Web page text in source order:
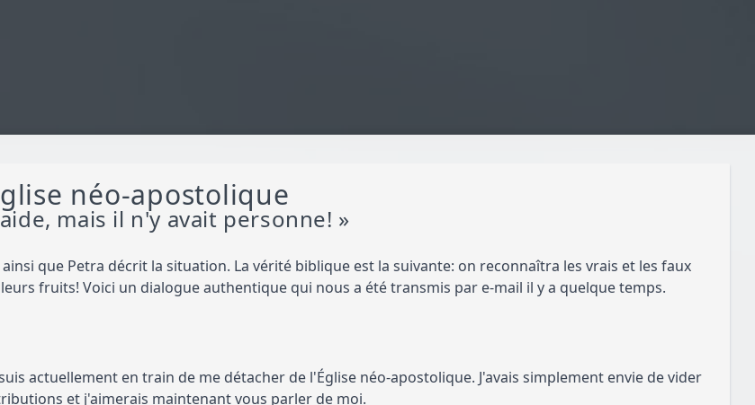
néo-apostolique
mais il n'y avait personne! »
ainsi que Petra décrit la situation. La vérité biblique est la suivante: on reconnaîtra les vrais et les faux
fruits! Voici un dialogue authentique qui nous a été transmis par e-mail il y a quelque temps.
actuellement en train de me détacher de l'Église néo-apostolique. J'avais simplement envie de vider
et j'aimerais maintenant vous parler de moi.